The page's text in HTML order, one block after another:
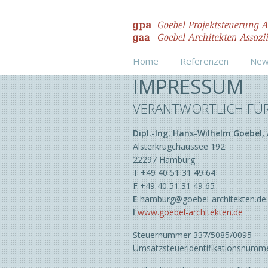
Home Referenzen
Typologie
Denkmalpflege
Flughäfen
Freianlagen
Gewerbe- und
Industriebauten
Heil- und Pflegebauten
Innenausbau
Kommunalbauten
Modulbauten
Projektentwicklung
Sanierungen und
Modernisierungen
2022
2018
IMPRESSUM
VERANTWORTLICH
Dipl.-Ing. Hans-Wilhelm
Alsterkrugchaussee 192
22297 Hamburg
T +49 40 51 31 49 64
F +49 40 51 31 49 65
Ehamburg@goebel-architekten.de
I www.goebel-architekten.de
Steuernummer 337/5085/0095